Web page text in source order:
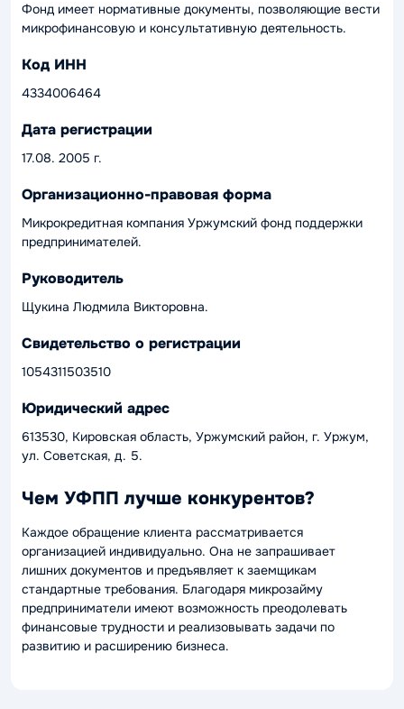
Фонд имеет нормативные документы, позволяющие вести
микрофинансовую и консультативную деятельность.
Код ИНН
4334006464
Дата регистрации
17.08. 2005 г.
Организационно-правовая форма
Микрокредитная компания Уржумский фонд поддержки
предпринимателей.
Руководитель
Щукина Людмила Викторовна.
Свидетельство о регистрации
1054311503510
Юридический адрес
613530, Кировская область, Уржумский район, г. Уржум,
ул. Советская, д. 5.
Чем УФПП лучше конкурентов?
Каждое обращение клиента рассматривается
организацией индивидуально. Она не запрашивает
лишних документов и предъявляет к заемщикам
стандартные требования. Благодаря микрозайму
предприниматели имеют возможность преодолевать
финансовые трудности и реализовывать задачи по
развитию и расширению бизнеса.